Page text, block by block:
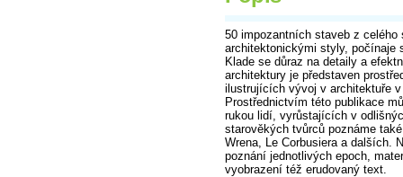
50 impozantních staveb z
architektonickými styly, počínaje
Klade se důraz na detaily a
architektury je představen
ilustrujících vývoj v architektuře
Prostřednictvím této publikace
rukou lidí, vyrůstajících v
starověkých tvůrců poznáme
Wrena, Le Corbusiera a dalších.
poznání jednotlivých epoch,
vyobrazení též erudovaný text.